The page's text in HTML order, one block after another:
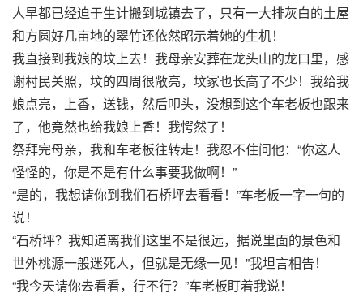
人早都已经迫于生计搬到城镇去了，只有一大排灰白的土屋
和方圆好几亩地的翠竹还依然昭示着她的生机！
我直接到我娘的坟上去！我母亲安葬在龙头山的龙口里，感
谢村民关照，坟的四周很敞亮，坟冢也长高了不少！我给我
娘点亮，上香，送钱，然后叩头，没想到这个车老板也跟来
了，他竟然也给我娘上香！我愕然了！
祭拜完母亲，我和车老板往转走！我忍不住问他：“你这人
怪怪的，你是不是有什么事要我做啊！”
“是的，我想请你到我们石桥坪去看看！”车老板一字一句的
说！
“石桥坪？我知道离我们这里不是很远，据说里面的景色和
世外桃源一般迷死人，但就是无缘一见！”我坦言相告！
“我今天请你去看看，行不行？”车老板盯着我说！